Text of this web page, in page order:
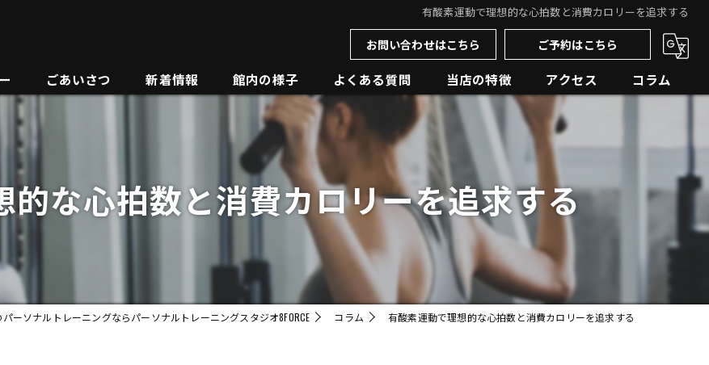
有酸素運動で理想的な心拍数と消費カロリーを追求する
お問い合わせはこちら ご予約はこちら
ごあいさつ 新着情報 館内の様子 よくある質問 当店の特徴
ダイエット
初心者
最安値
パーソナルジム
低酸素トレーニング
アクセス コラム
的な心拍数と消費カロリーを追求する
ーソナルトレーニングならパーソナルトレーニングスタジオ8FORCE コラム 有酸素運動で理想的な心拍数と消費カロリーを追求する